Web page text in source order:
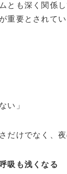
とも深く関係
重要とされて
い」
だけでなく、
吸も浅くなる